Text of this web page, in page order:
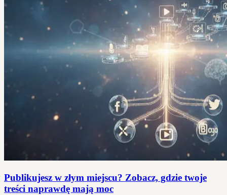
Publikujesz w złym miejscu? Zobacz, gdzie twoje
treści naprawdę mają moc